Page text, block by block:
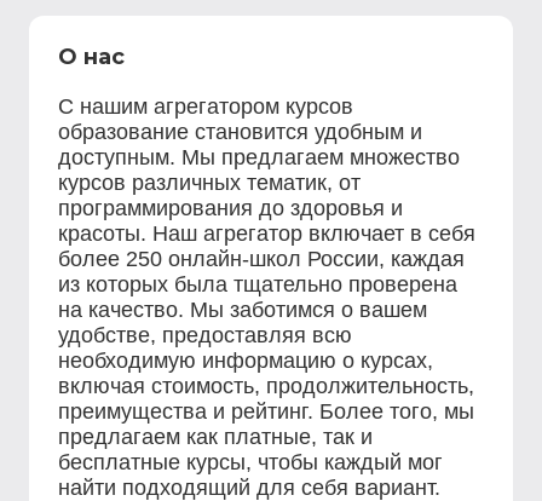
О нас
С нашим агрегатором курсов
образование становится удобным и
доступным. Мы предлагаем множество
курсов различных тематик, от
программирования до здоровья и
красоты. Наш агрегатор включает в себя
более 250 онлайн-школ России, каждая
из которых была тщательно проверена
на качество. Мы заботимся о вашем
удобстве, предоставляя всю
необходимую информацию о курсах,
включая стоимость, продолжительность,
преимущества и рейтинг. Более того, мы
предлагаем как платные, так и
бесплатные курсы, чтобы каждый мог
найти подходящий для себя вариант.